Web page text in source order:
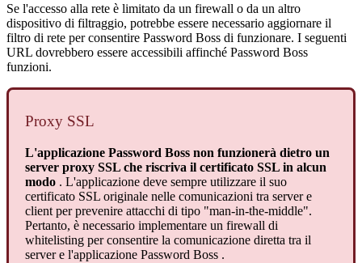
Se l'accesso alla rete è limitato da un firewall o da un altro
dispositivo di filtraggio, potrebbe essere necessario aggiornare il
filtro di rete per consentire Password Boss di funzionare. I seguenti
URL dovrebbero essere accessibili affinché Password Boss
funzioni.
Proxy SSL
L'applicazione Password Boss non funzionerà dietro un
server proxy SSL che riscriva il certificato SSL in alcun
modo . L'applicazione deve sempre utilizzare il suo
certificato SSL originale nelle comunicazioni tra server e
client per prevenire attacchi di tipo "man-in-the-middle".
Pertanto, è necessario implementare un firewall di
whitelisting per consentire la comunicazione diretta tra il
server e l'applicazione Password Boss .